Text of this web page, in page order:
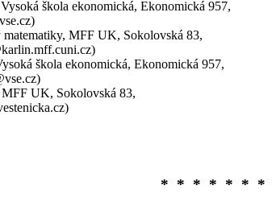
škola ekonomická, Ekonomická 957,
MFF UK, Sokolovská 83,
škola ekonomická, Ekonomická 957,
UK, Sokolovská 83,
* * * * * * *